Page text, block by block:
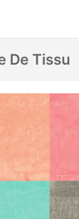
De Tissu